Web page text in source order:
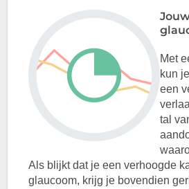
Met
kun
een
tal
Als blijkt dat je een verhoogde
glaucoom, krijg je bovendien